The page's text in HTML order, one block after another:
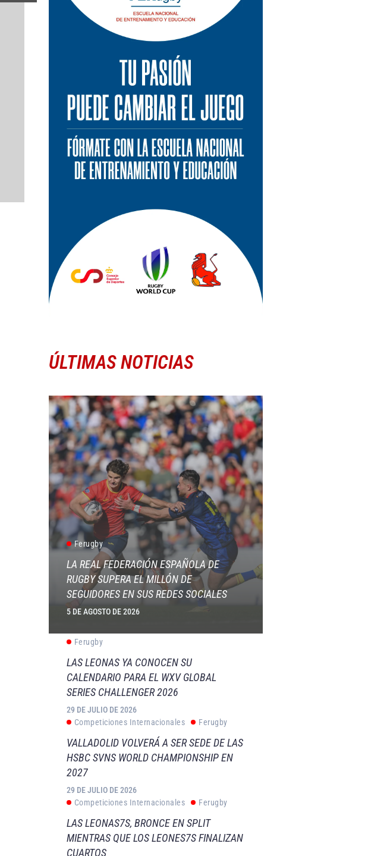
ÚLTIMAS NOTICIAS
Ferugby
LA REAL FEDERACIÓN ESPAÑOLA DE
RUGBY SUPERA EL MILLÓN DE
SEGUIDORES EN SUS REDES SOCIALES
5 DE AGOSTO DE 2026
Ferugby
LAS LEONAS YA CONOCEN SU
CALENDARIO PARA EL WXV GLOBAL
SERIES CHALLENGER 2026
29 DE JULIO DE 2026
Competiciones Internacionales
Ferugby
VALLADOLID VOLVERÁ A SER SEDE DE LAS
HSBC SVNS WORLD CHAMPIONSHIP EN
2027
29 DE JULIO DE 2026
Competiciones Internacionales
Ferugby
LAS LEONAS7S, BRONCE EN SPLIT
MIENTRAS QUE LOS LEONES7S FINALIZAN
CUARTOS